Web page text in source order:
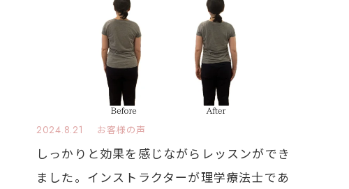
2024.8.21 お客様の声
しっかりと効果を感じながらレッスンができ
ました。インストラクターが理学療法士であ